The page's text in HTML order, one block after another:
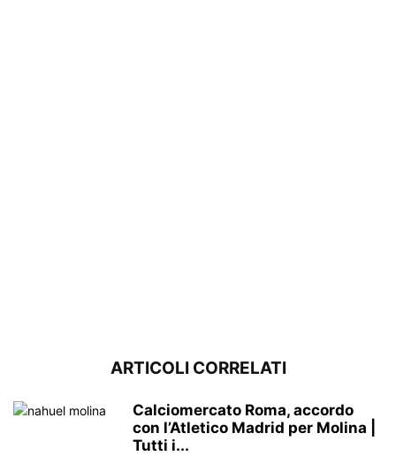
ARTICOLI CORRELATI
Calciomercato Roma, accordo
con l’Atletico Madrid per Molina |
Tutti i...